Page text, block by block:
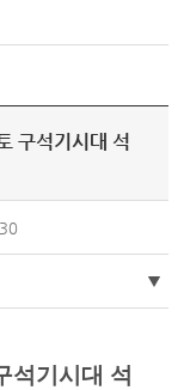
구석기시대 석
석기시대 석